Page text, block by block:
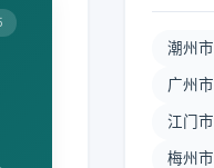
潮州市
广州市
江门市
梅州市